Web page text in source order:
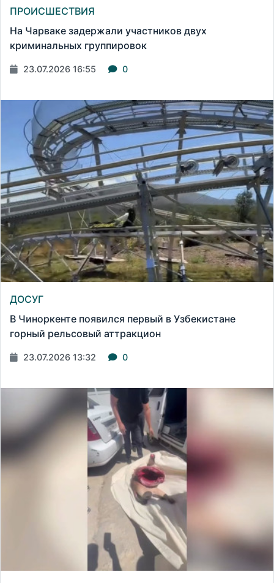
ПРОИСШЕСТВИЯ
На Чарваке задержали участников двух
криминальных группировок
23.07.2026 16:55 0
ДОСУГ
В Чиноркенте появился первый в Узбекистане
горный рельсовый аттракцион
23.07.2026 13:32 0